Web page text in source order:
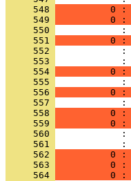
     548
0 :
     549
0 :
     550
     551
0 :
     552
     553
     554
0 :
     555
     556
0 :
     557
     558
0 :
     559
0 :
     560
     561
     562
0 :
     563
0 :
     564
0 :